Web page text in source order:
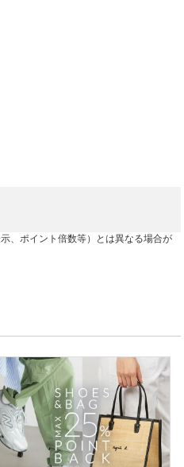
、ポイント倍数等）とは異なる場合が